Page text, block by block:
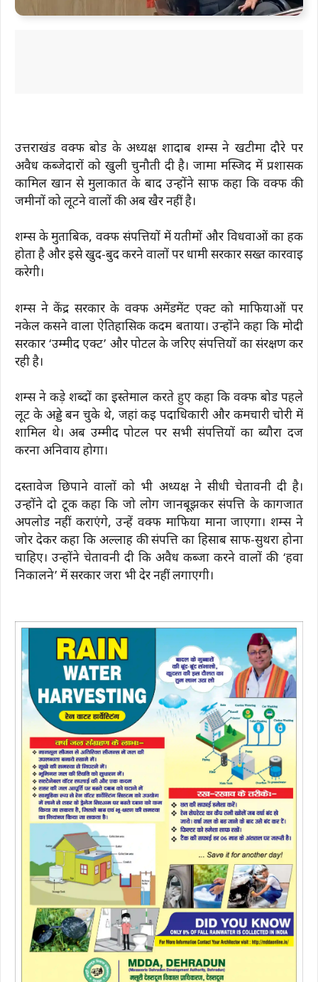
उत्तराखंड वक्फ बोर्ड के अध्यक्ष शादाब शम्स ने खटीमा दौरे पर
अवैध कब्जेदारों को खुली चुनौती दी है। जामा मस्जिद में प्रशासक
कामिल खान से मुलाकात के बाद उन्होंने साफ कहा कि वक्फ की
जमीनों को लूटने वालों की अब खैर नहीं है।
शम्स के मुताबिक, वक्फ संपत्तियों में यतीमों और विधवाओं का हक
होता है और इसे खुर्द-बुर्द करने वालों पर धामी सरकार सख्त कार्रवाई
करेगी।
शम्स ने केंद्र सरकार के वक्फ अमेंडमेंट एक्ट को माफियाओं पर
नकेल कसने वाला ऐतिहासिक कदम बताया। उन्होंने कहा कि मोदी
सरकार ‘उम्मीद एक्ट’ और पोर्टल के जरिए संपत्तियों का संरक्षण कर
रही है।
शम्स ने कड़े शब्दों का इस्तेमाल करते हुए कहा कि वक्फ बोर्ड पहले
लूट के अड्डे बन चुके थे, जहां कई पदाधिकारी और कर्मचारी चोरी में
शामिल थे। अब उम्मीद पोर्टल पर सभी संपत्तियों का ब्यौरा दर्ज
करना अनिवार्य होगा।
दस्तावेज छिपाने वालों को भी अध्यक्ष ने सीधी चेतावनी दी है।
उन्होंने दो टूक कहा कि जो लोग जानबूझकर संपत्ति के कागजात
अपलोड नहीं कराएंगे, उन्हें वक्फ माफिया माना जाएगा। शम्स ने
जोर देकर कहा कि अल्लाह की संपत्ति का हिसाब साफ-सुथरा होना
चाहिए। उन्होंने चेतावनी दी कि अवैध कब्जा करने वालों की ‘हवा
निकालने’ में सरकार जरा भी देर नहीं लगाएगी।